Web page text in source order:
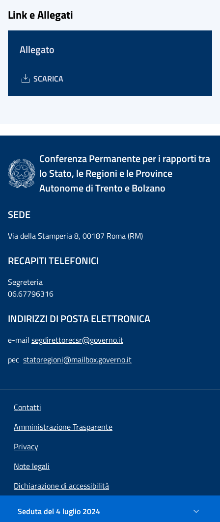
Seduta del 4 luglio 2024
Link e Allegati
Allegato
SCARICA
Conferenza Permanente per i rapporti tra
lo Stato, le Regioni e le Province
Autonome di Trento e Bolzano
SEDE
Via della Stamperia 8, 00187 Roma (RM)
RECAPITI TELEFONICI
Segreteria
06.67796316
INDIRIZZI DI POSTA ELETTRONICA
e-mail segdirettorecsr@governo.it
pec statoregioni@mailbox.governo.it
Contatti
Amministrazione Trasparente
Privacy
Note legali
Dichiarazione di accessibilità
Preferenze cookie